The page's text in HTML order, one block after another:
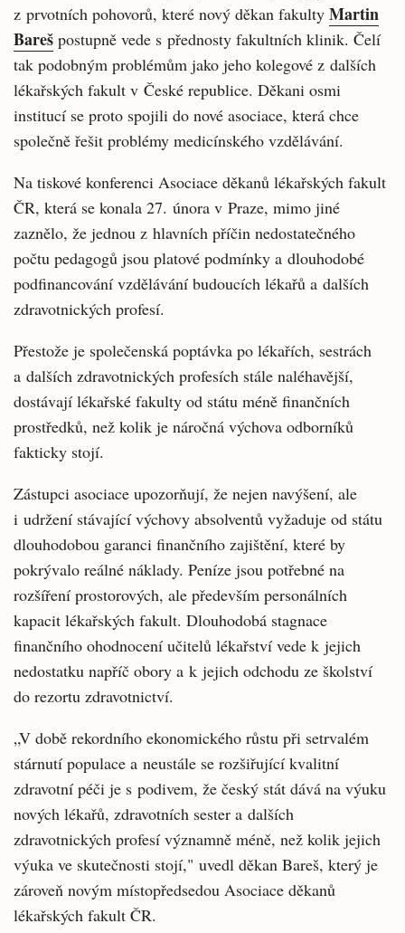
z prvotních pohovorů, které nový děkan fakulty Martin
Bareš postupně vede s přednosty fakultních klinik. Čelí
tak podobným problémům jako jeho kolegové z dalších
lékařských fakult v České republice. Děkani osmi
institucí se proto spojili do nové asociace, která chce
společně řešit problémy medicínského vzdělávání.
Na tiskové konferenci Asociace děkanů lékařských fakult
ČR, která se konala 27. února v Praze, mimo jiné
zaznělo, že jednou z hlavních příčin nedostatečného
počtu pedagogů jsou platové podmínky a dlouhodobé
podfinancování vzdělávání budoucích lékařů a dalších
zdravotnických profesí.
Přestože je společenská poptávka po lékařích, sestrách
a dalších zdravotnických profesích stále naléhavější,
dostávají lékařské fakulty od státu méně finančních
prostředků, než kolik je náročná výchova odborníků
fakticky stojí.
Zástupci asociace upozorňují, že nejen navýšení, ale
i udržení stávající výchovy absolventů vyžaduje od státu
dlouhodobou garanci finančního zajištění, které by
pokrývalo reálné náklady. Peníze jsou potřebné na
rozšíření prostorových, ale především personálních
kapacit lékařských fakult. Dlouhodobá stagnace
finančního ohodnocení učitelů lékařství vede k jejich
nedostatku napříč obory a k jejich odchodu ze školství
do rezortu zdravotnictví.
„V době rekordního ekonomického růstu při setrvalém
stárnutí populace a neustále se rozšiřující kvalitní
zdravotní péči je s podivem, že český stát dává na výuku
nových lékařů, zdravotních sester a dalších
zdravotnických profesí významně méně, než kolik jejich
výuka ve skutečnosti stojí," uvedl děkan Bareš, který je
zároveň novým místopředsedou Asociace děkanů
lékařských fakult ČR.